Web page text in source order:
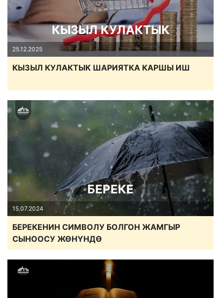
КЫЗЫЛ КУЛАКТЫК
25.12.2025
КЫЗЫЛ КУЛАКТЫК ШАРИЯТКА КАРШЫ ИШ
БЕРЕКЕ
15.07.2024
БЕРЕКЕНИН СИМВОЛУ БОЛГОН ЖАМГЫР
СЫНООСУ ЖӨНҮНДӨ